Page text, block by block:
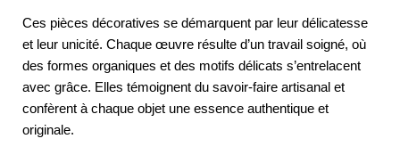
Ces pièces décoratives se démarquent par leur délicatesse
et leur unicité. Chaque œuvre résulte d’un travail soigné, où
des formes organiques et des motifs délicats s’entrelacent
avec grâce. Elles témoignent du savoir-faire artisanal et
confèrent à chaque objet une essence authentique et
originale.